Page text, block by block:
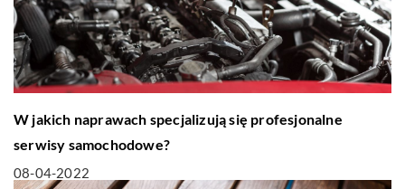
W jakich naprawach specjalizują się profesjonalne
serwisy samochodowe?
08-04-2022